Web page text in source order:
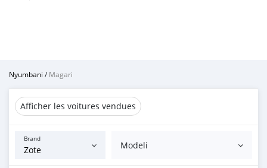
Nyumbani /Magari
Afficher les voitures vendues
Brand
Modeli